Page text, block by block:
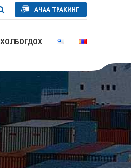
АЧАА ТРАКИНГ
ХОЛБОГДОХ